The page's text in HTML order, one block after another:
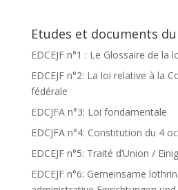
Etudes et documents du
EDCEJF n°1 : Le Glossaire de la
EDCEJF n°2: La loi relative à la
fédérale
EDCJFA n°3: Loi fondamentale
EDCJFA n°4: Constitution du 4
EDCEJF n°5: Traité d’Union /
EDCEJF n°6: Gemeinsame